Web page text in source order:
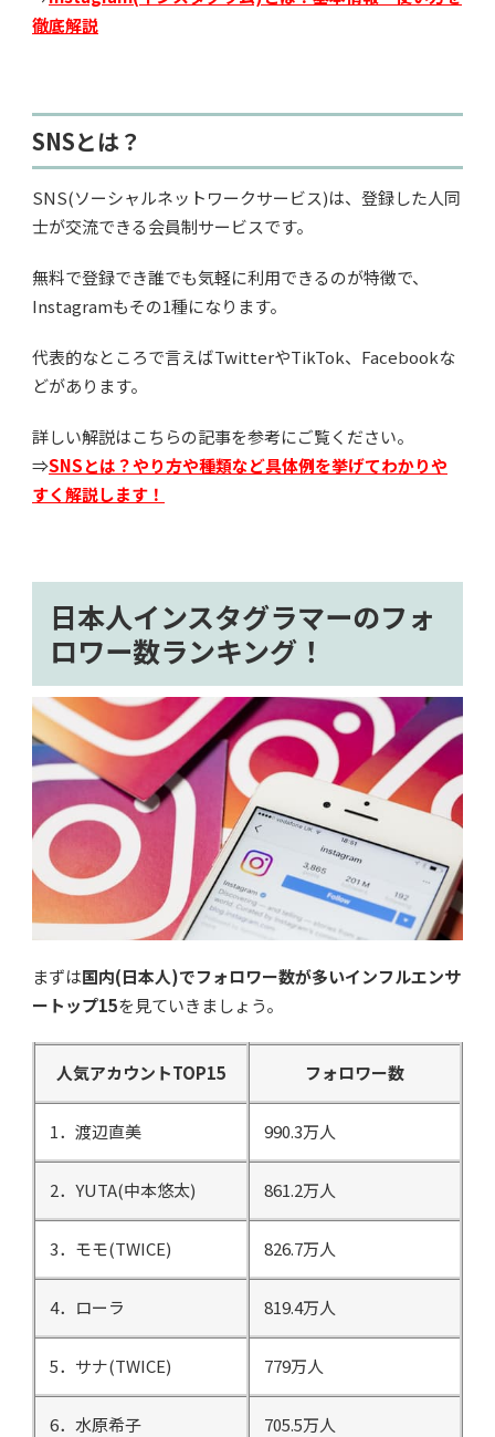
徹底解説
SNSとは？
SNS(ソーシャルネットワークサービス)は、登録した人同
士が交流できる会員制サービスです。
無料で登録でき誰でも気軽に利用できるのが特徴で、
Instagramもその1種になります。
代表的なところで言えばTwitterやTikTok、Facebookな
どがあります。
詳しい解説はこちらの記事を参考にご覧ください。
⇒SNSとは？やり方や種類など具体例を挙げてわかりや
すく解説します！
日本人インスタグラマーのフォ
ロワー数ランキング！
まずは国内(日本人)でフォロワー数が多いインフルエンサ
ートップ15を見ていきましょう。
人気アカウントTOP15 フォロワー数
1．渡辺直美 990.3万人
2．YUTA(中本悠太) 861.2万人
3．モモ(TWICE) 826.7万人
4．ローラ 819.4万人
5．サナ(TWICE) 779万人
6．水原希子 705.5万人